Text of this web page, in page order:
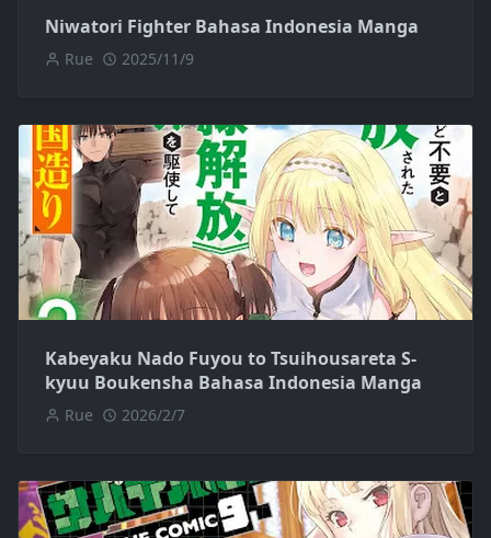
Niwatori Fighter Bahasa Indonesia Manga
Rue 2025/11/9
Kabeyaku Nado Fuyou to Tsuihousareta S-
kyuu Boukensha Bahasa Indonesia Manga
Rue 2026/2/7